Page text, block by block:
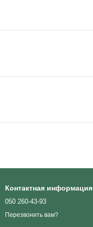
Контактная информация
050 260-43-93
Перезвонить вам?